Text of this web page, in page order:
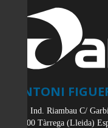
ANTONI
Pol. Ind. Riambau C/
25300 Tàrrega (Lleida)